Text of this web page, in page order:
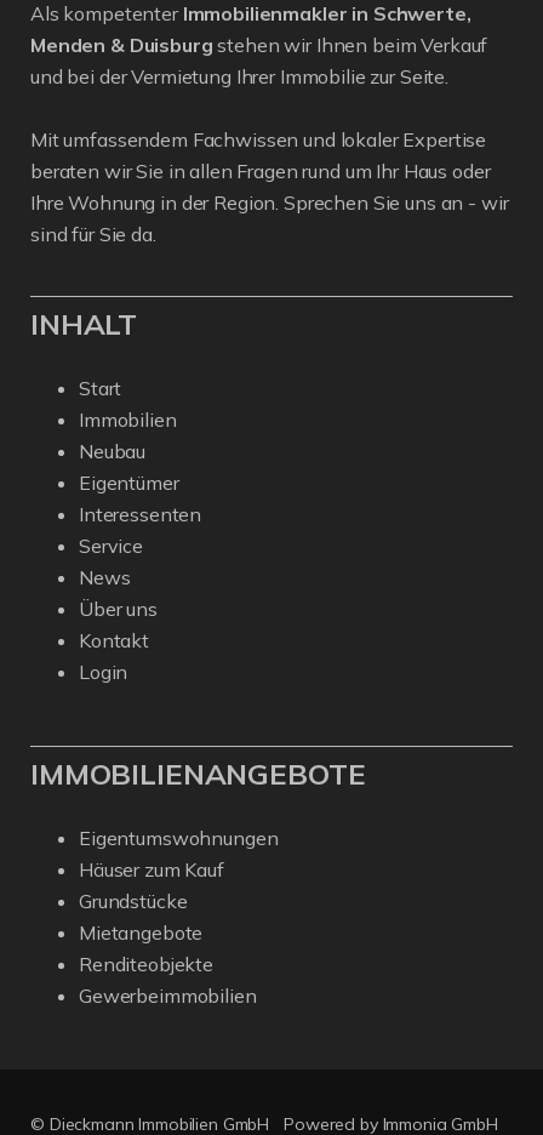
Als kompetenter Immobilienmakler in Schwerte,
Menden & Duisburg stehen wir Ihnen beim Verkauf
und bei der Vermietung Ihrer Immobilie zur Seite.
Mit umfassendem Fachwissen und lokaler Expertise
beraten wir Sie in allen Fragen rund um Ihr Haus oder
Ihre Wohnung in der Region. Sprechen Sie uns an - wir
sind für Sie da.
INHALT
Start
Immobilien
Neubau
Eigentümer
Interessenten
Service
News
Über uns
Kontakt
Login
IMMOBILIENANGEBOTE
Eigentumswohnungen
Häuser zum Kauf
Grundstücke
Mietangebote
Renditeobjekte
Gewerbeimmobilien
© Dieckmann Immobilien GmbH Powered by Immonia GmbH